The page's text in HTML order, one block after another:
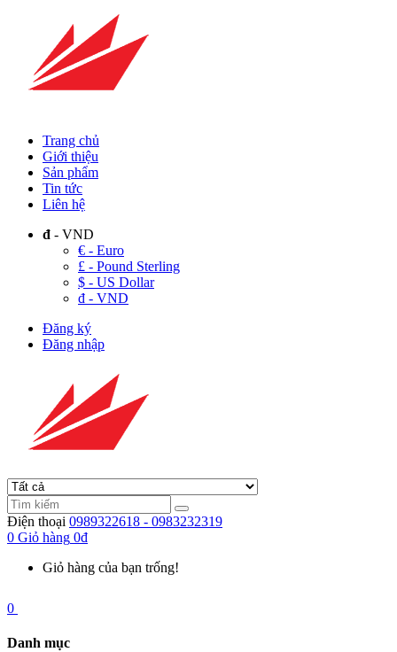
Trang chủ
Giới thiệu
Sản phẩm
Tin tức
Liên hệ
đ - VND
€ - Euro
£ - Pound Sterling
$ - US Dollar
đ - VND
Đăng ký
Đăng nhập
Điện thoại 0989322618 - 0983232319
0 Giỏ hàng 0đ
Giỏ hàng của bạn trống!
0
Danh mục